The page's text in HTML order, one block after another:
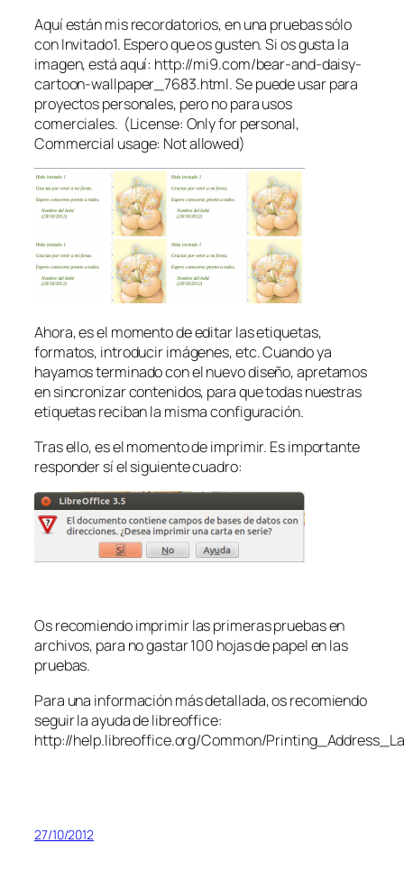
Aquí están mis recordatorios, en una pruebas sólo
con Invitado1. Espero que os gusten. Si os gusta la
imagen, está aquí: http://mi9.com/bear-and-daisy-
cartoon-wallpaper_7683.html. Se puede usar para
proyectos personales, pero no para usos
comerciales. (License: Only for personal,
Commercial usage: Not allowed)
Ahora, es el momento de editar las etiquetas,
formatos, introducir imágenes, etc. Cuando ya
hayamos terminado con el nuevo diseño, apretamos
en sincronizar contenidos, para que todas nuestras
etiquetas reciban la misma configuración.
Tras ello, es el momento de imprimir. Es importante
responder sí el siguiente cuadro:
Os recomiendo imprimir las primeras pruebas en
archivos, para no gastar 100 hojas de papel en las
pruebas.
Para una información más detallada, os recomiendo
seguir la ayuda de libreoffice:
http://help.libreoffice.org/Common/
27/10/2012